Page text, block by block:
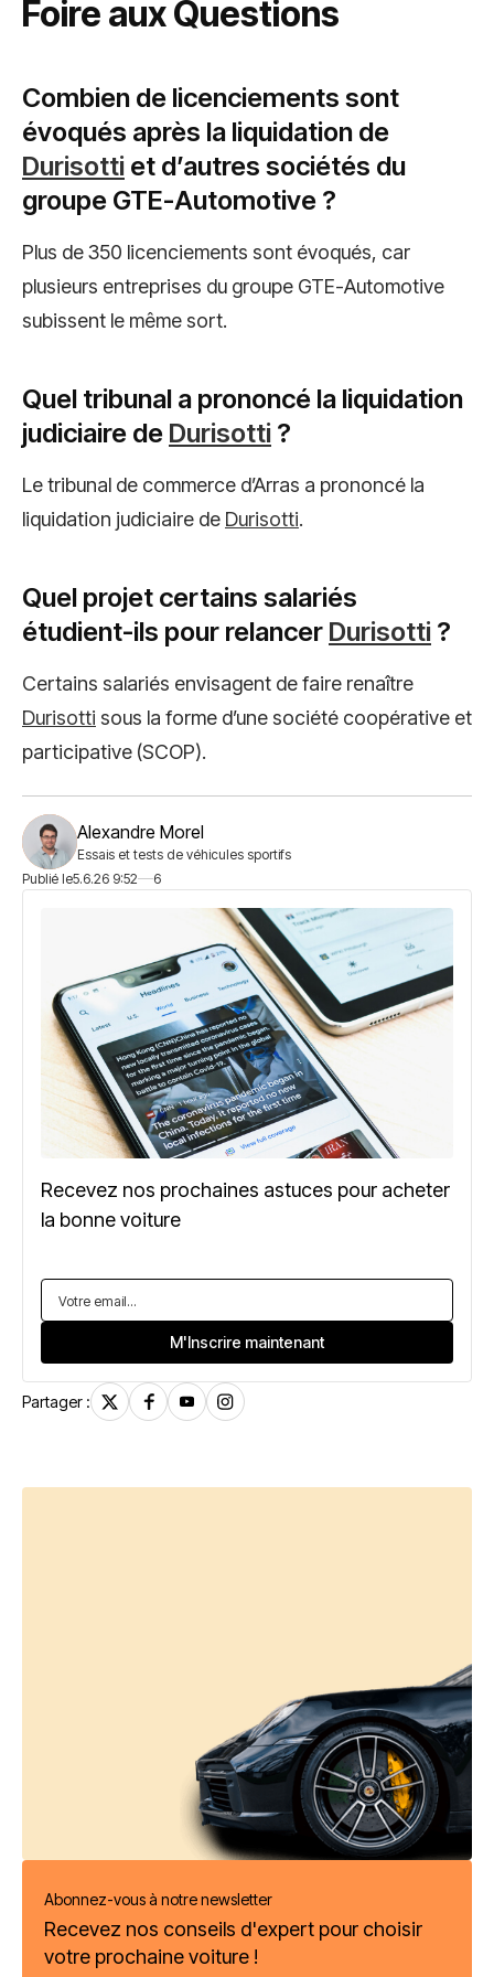
Foire aux Questions
Combien de licenciements sont
évoqués après la liquidation de
Durisotti et d’autres sociétés du
groupe GTE-Automotive ?
Plus de 350 licenciements sont évoqués, car
plusieurs entreprises du groupe GTE-Automotive
subissent le même sort.
Quel tribunal a prononcé la liquidation
judiciaire de Durisotti ?
Le tribunal de commerce d’Arras a prononcé la
liquidation judiciaire de Durisotti.
Quel projet certains salariés
étudient-ils pour relancer Durisotti ?
Certains salariés envisagent de faire renaître
Durisotti sous la forme d’une société coopérative et
participative (SCOP).
Alexandre Morel
Essais et tests de véhicules sportifs
Publié le5.6.26 9:52 6
Recevez nos prochaines astuces pour acheter
la bonne voiture
Partager :
Abonnez-vous à notre newsletter
Recevez nos conseils d'expert pour choisir
votre prochaine voiture !